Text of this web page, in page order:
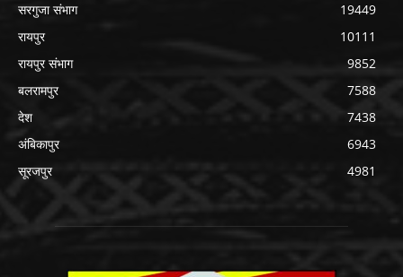
सरगुजा संभाग
19449
रायपुर
10111
रायपुर संभाग
9852
बलरामपुर
7588
देश
7438
अंबिकापुर
6943
सूरजपुर
4981